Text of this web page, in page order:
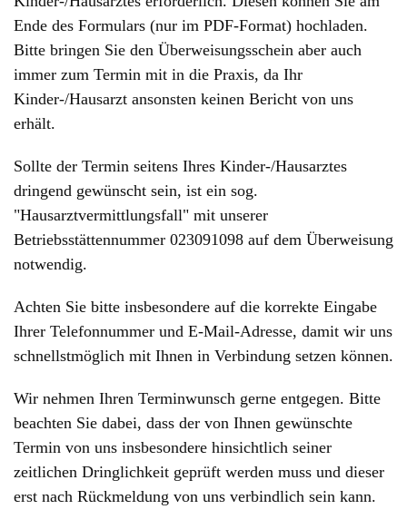
Ende des Formulars (nur im PDF-Format) hochladen.
Bitte bringen Sie den Überweisungsschein aber auch
immer zum Termin mit in die Praxis, da Ihr
Kinder-/Hausarzt ansonsten keinen Bericht von uns
erhält.
Sollte der Termin seitens Ihres Kinder-/Hausarztes
dringend gewünscht sein, ist ein sog.
"Hausarztvermittlungsfall" mit unserer
Betriebsstättennummer 023091098 auf dem Überweisung
notwendig.
Achten Sie bitte insbesondere auf die korrekte Eingabe
Ihrer Telefonnummer und E-Mail-Adresse, damit wir uns
schnellstmöglich mit Ihnen in Verbindung setzen können.
Wir nehmen Ihren Terminwunsch gerne entgegen. Bitte
beachten Sie dabei, dass der von Ihnen gewünschte
Termin von uns insbesondere hinsichtlich seiner
zeitlichen Dringlichkeit geprüft werden muss und dieser
erst nach Rückmeldung von uns verbindlich sein kann.